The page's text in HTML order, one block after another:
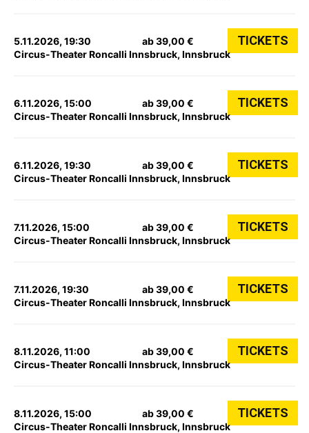
5.11.2026, 19:30
Circus-Theater Roncalli Innsbruck, Innsbruck
ab 39,00 € TICKETS
6.11.2026, 15:00
Circus-Theater Roncalli Innsbruck, Innsbruck
ab 39,00 € TICKETS
6.11.2026, 19:30
Circus-Theater Roncalli Innsbruck, Innsbruck
ab 39,00 € TICKETS
7.11.2026, 15:00
Circus-Theater Roncalli Innsbruck, Innsbruck
ab 39,00 € TICKETS
7.11.2026, 19:30
Circus-Theater Roncalli Innsbruck, Innsbruck
ab 39,00 € TICKETS
8.11.2026, 11:00
Circus-Theater Roncalli Innsbruck, Innsbruck
ab 39,00 € TICKETS
8.11.2026, 15:00
Circus-Theater Roncalli Innsbruck, Innsbruck
ab 39,00 € TICKETS